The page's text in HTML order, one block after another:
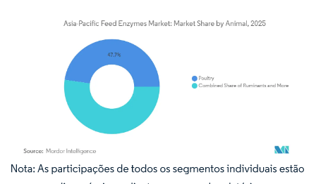
Imagem © Mordor Intelligence. O reuso requer atribuição conforme CC BY 4.0.